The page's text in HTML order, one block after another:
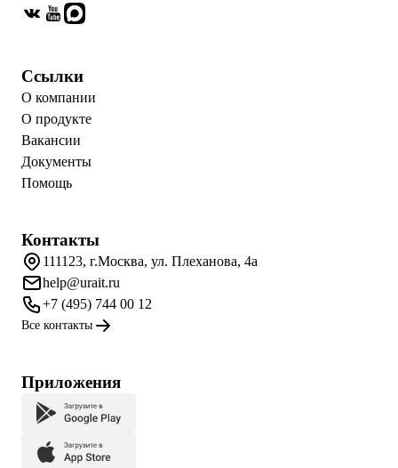
Ссылки
О компании
О продукте
Вакансии
Документы
Помощь
Контакты
111123, г.Москва, ул. Плеханова, 4а
help@urait.ru
+7 (495) 744 00 12
Все контакты
Приложения